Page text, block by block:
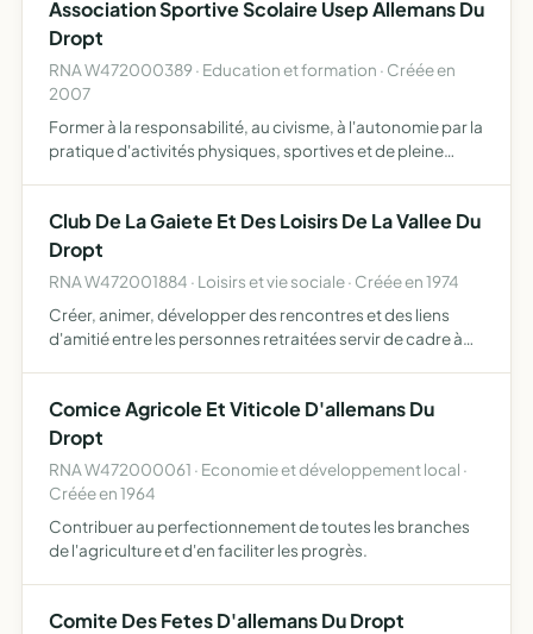
da…
Association Sportive Scolaire Usep Allemans Du
Dropt
RNA W472000389 · Education et formation · Créée en
2007
Former à la responsabilité, au civisme, à l'autonomie par la
pratique d'activités physiques, sportives et de pleine
Club De La Gaiete Et Des Loisirs De La Vallee Du
Dropt
RNA W472001884 · Loisirs et vie sociale · Créée en 1974
Créer, animer, développer des rencontres et des liens
d'amitié entre les personnes retraitées servir de cadre à
Comice Agricole Et Viticole D'allemans Du
Dropt
RNA W472000061 · Economie et développement local ·
Créée en 1964
Contribuer au perfectionnement de toutes les branches
de l'agriculture et d'en faciliter les progrès.
Comite Des Fetes D'allemans Du Dropt